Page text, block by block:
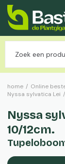
home / Online
Nyssa sylvatica Lei /
Nyssa
10/12cm.